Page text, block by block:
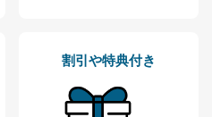
割引や特典付き